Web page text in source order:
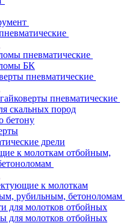
пневматические
БК
пневматические
пневматические
скальных пород
бетону
дрели
к молоткам отбойным,
к молоткам
рубильным, бетоноломам
для молотков отбойных
для молотков отбойных